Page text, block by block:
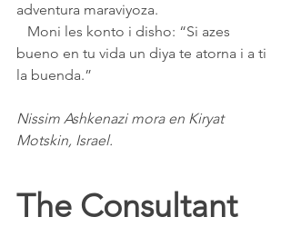
adventura maraviyoza.
bueno en tu vida un diya te atorna i a ti
la buenda.”
Nissim Ashkenazi mora en Kiryat
Motskin, Israel.
The Consultant